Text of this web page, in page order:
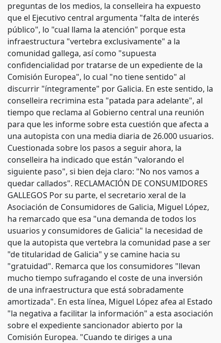
preguntas de los medios, la conselleira ha expuesto
que el Ejecutivo central argumenta "falta de interés
público", lo "cual llama la atención" porque esta
infraestructura "vertebra exclusivamente" a la
comunidad gallega, así como "supuesta
confidencialidad por tratarse de un expediente de la
Comisión Europea", lo cual "no tiene sentido" al
discurrir "íntegramente" por Galicia. En este sentido, la
conselleira recrimina esta "patada para adelante", al
tiempo que reclama al Gobierno central una reunión
para que les informe sobre esta cuestión que afecta a
una autopista con una media diaria de 26.000 usuarios.
Cuestionada sobre los pasos a seguir ahora, la
conselleira ha indicado que están "valorando el
siguiente paso", si bien deja claro: "No nos vamos a
quedar callados". RECLAMACIÓN DE CONSUMIDORES
GALLEGOS Por su parte, el secretario xeral de la
Asociación de Consumidores de Galicia, Miguel López,
ha remarcado que esa "una demanda de todos los
usuarios y consumidores de Galicia" la necesidad de
que la autopista que vertebra la comunidad pase a ser
"de titularidad de Galicia" y se camine hacia su
"gratuidad". Remarca que los consumidores "llevan
mucho tiempo sufragando el coste de una inversión
de una infraestructura que está sobradamente
amortizada". En esta línea, Miguel López afea al Estado
"la negativa a facilitar la información" a esta asociación
sobre el expediente sancionador abierto por la
Comisión Europea. "Cuando te diriges a una